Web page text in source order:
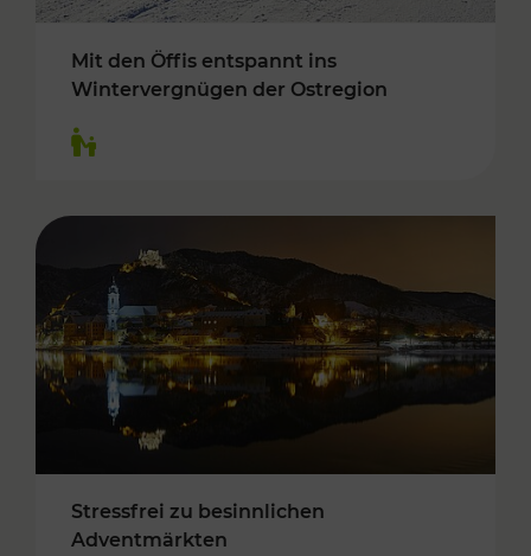
Mit den Öffis entspannt ins
Wintervergnügen der Ostregion
Stressfrei zu besinnlichen
Adventmärkten